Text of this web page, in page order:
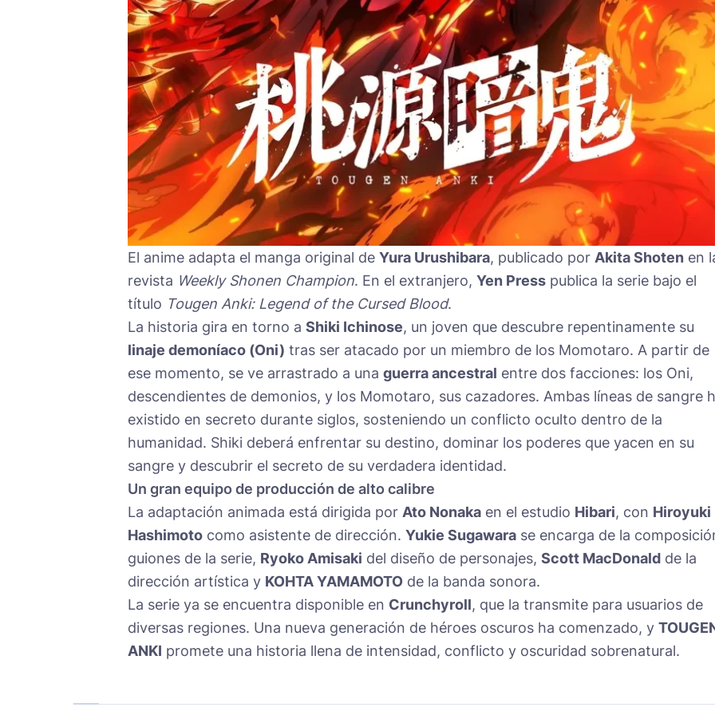
El anime adapta el manga original de Yura Urushibara, publicado por Akita Shoten en
revista Weekly Shonen Champion. En el extranjero, Yen Press publica la serie bajo el
título Tougen Anki: Legend of the Cursed Blood.
La historia gira en torno a Shiki Ichinose, un joven que descubre repentinamente su
linaje demoníaco (Oni) tras ser atacado por un miembro de los Momotaro. A partir de
ese momento, se ve arrastrado a una guerra ancestral entre dos facciones: los Oni,
descendientes de demonios, y los Momotaro, sus cazadores. Ambas líneas de sangre
existido en secreto durante siglos, sosteniendo un conflicto oculto dentro de la
humanidad. Shiki deberá enfrentar su destino, dominar los poderes que yacen en su
sangre y descubrir el secreto de su verdadera identidad.
Un gran equipo de producción de alto calibre
La adaptación animada está dirigida por Ato Nonaka en el estudio Hibari, con Hiroyuki
Hashimoto como asistente de dirección. Yukie Sugawara se encarga de la
guiones de la serie, Ryoko Amisaki del diseño de personajes, Scott MacDonald de la
dirección artística y KOHTA YAMAMOTO de la banda sonora.
La serie ya se encuentra disponible en Crunchyroll, que la transmite para usuarios de
diversas regiones. Una nueva generación de héroes oscuros ha comenzado, y
ANKI promete una historia llena de intensidad, conflicto y oscuridad sobrenatural.